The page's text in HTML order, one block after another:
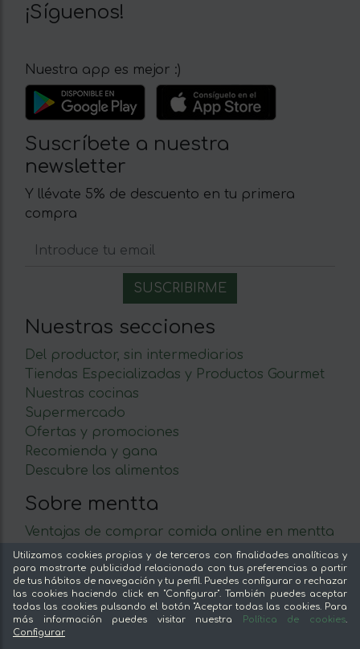
¡Síguenos!
Nuestra app es mejor :)
Suscríbete a nuestra
newsletter
Y llévate 5% de descuento en tu primera
compra
Nuestras secciones
Del productor, sin intermediarios
Tiendas Especializadas y Productos Gourmet
Nuestras cocinas
Supermercado
Ofertas y promociones
Recomienda y gana
Descubre los alimentos
Sobre mentta
Ventajas de comprar comida online en mentta
Conoce mentta
Blog de mentta
Vende en mentta
Fidelización
Preguntas frecuentes
Utilizamos cookies propias y de terceros con finalidades analíticas y
para mostrarte publicidad relacionada con tus preferencias a partir
de tus hábitos de navegación y tu perfil. Puedes configurar o rechazar
las cookies haciendo click en "Configurar". También puedes aceptar
todas las cookies pulsando el botón "Aceptar todas las cookies. Para
más información puedes visitar nuestra
Política de cookies.
Configurar